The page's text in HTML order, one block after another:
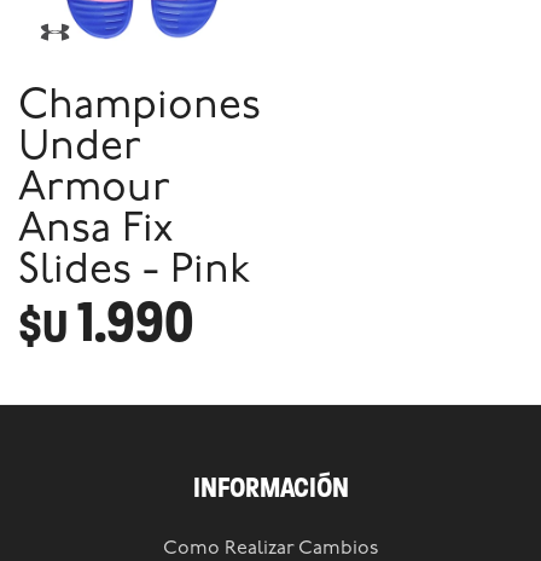
Championes
Under
Armour
Ansa Fix
Slides - Pink
$U1.990
INFORMACIÓN
Como Realizar Cambios